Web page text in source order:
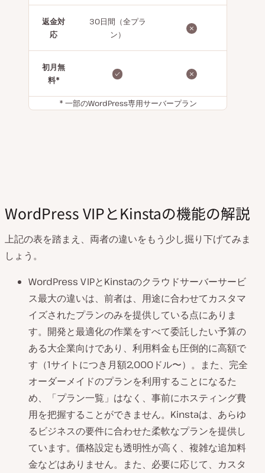
返金対
応
30日間（全プラ
ン）
初月無
料*
* 一部のWordPress専用サーバープラン
WordPress VIPとKinstaの機能の解説
上記の表を踏まえ、両者の違いをもう少し掘り下げてみま
しょう。
WordPress VIPとKinstaのクラウドサーバーサービ
ス最大の違いは、前者は、用途に合わせてカスタマ
イズされたプランのみを提供している点にありま
す。開発と最適化の作業をすべて委託したい予算の
ある大企業向けであり、利用料金も圧倒的に高額で
す（1サイトにつき月額2,000ドル〜）。また、完全
オーダーメイドのプランを利用することになるた
め、「プラン一覧」はなく、事前にホスティング費
用を把握することができません。Kinstaは、あらゆ
るビジネスの要件に合わせた柔軟なプランを提供し
ています。価格設定も透明性が高く、複雑な追加料
金などはありません。また、必要に応じて、カスタ